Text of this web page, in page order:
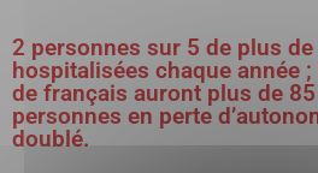
2 personnes sur 5 de plus
hospitalisées chaque année
de français auront plus de
personnes en perte
doublé.